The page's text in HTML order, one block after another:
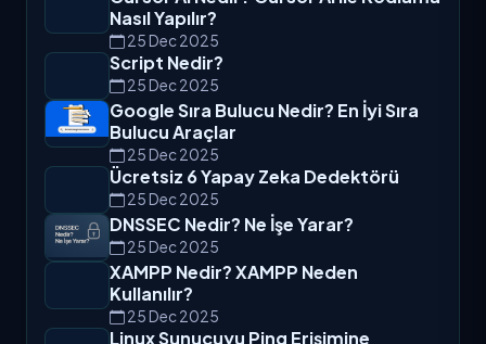
AdSense Nedir? AdS Üzerinden Nasıl
Para Kazanılır?
05 Jan 2026
Cursor AI Nedir? Cursor AI ile Kodlama
Nasıl Yapılır?
25 Dec 2025
Script Nedir?
25 Dec 2025
Google Sıra Bulucu Nedir? En İyi Sıra
Bulucu Araçlar
25 Dec 2025
Ücretsiz 6 Yapay Zeka Dedektörü
25 Dec 2025
DNSSEC Nedir? Ne İşe Yarar?
25 Dec 2025